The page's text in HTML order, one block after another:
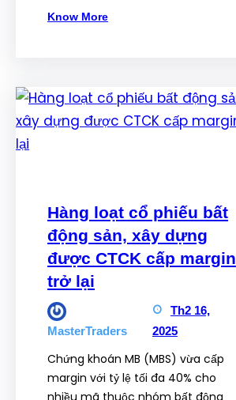
Know More
Hàng loạt cổ phiếu bất
động sản, xây dựng
được CTCK cấp margin
trở lại
MasterTraders
Th2 16,
2025
Chứng khoán MB (MBS) vừa cấp
margin với tỷ lệ tối đa 40% cho